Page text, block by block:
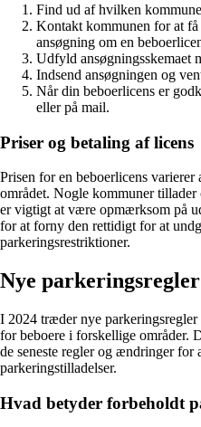
Find ud af hvilken
Kontakt kommunen for at
ansøgning om en
Udfyld ansøgningsskemaet
Indsend ansøgningen og
Når din beboerlicens er
eller på mail.
Priser og betaling af licens
Prisen for en beboerlicens
området. Nogle kommuner
er vigtigt at være opmærksom på
for at forny den rettidigt for at
parkeringsrestriktioner.
Nye
I 2024 træder nye
for beboere i forskellige områder.
de seneste regler og ændringer for
parkeringstilladelser.
Hvad betyder forbeholdt